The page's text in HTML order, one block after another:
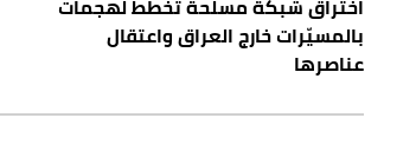
اختراق شبكة مسلحة تخطط لهجمات
بالمسيّرات خارج العراق واعتقال
عناصرها